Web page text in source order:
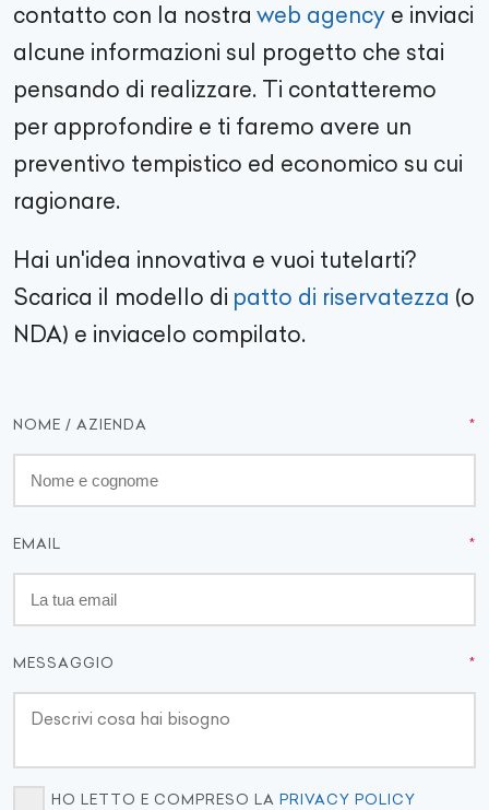
contatto con la nostra web agency e inviaci
alcune informazioni sul progetto che stai
pensando di realizzare. Ti contatteremo
per approfondire e ti faremo avere un
preventivo tempistico ed economico su cui
ragionare.
Hai un'idea innovativa e vuoi tutelarti?
Scarica il modello di patto di riservatezza (o
NDA) e inviacelo compilato.
NOME / AZIENDA
EMAIL
MESSAGGIO
HO LETTO E COMPRESO LA PRIVACY POLICY